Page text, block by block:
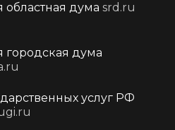
областная дума srd.ru
городская дума
услуг РФ